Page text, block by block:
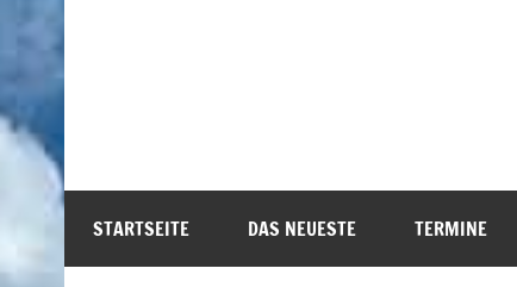
STARTSEITE DAS NEUESTE TERMINE